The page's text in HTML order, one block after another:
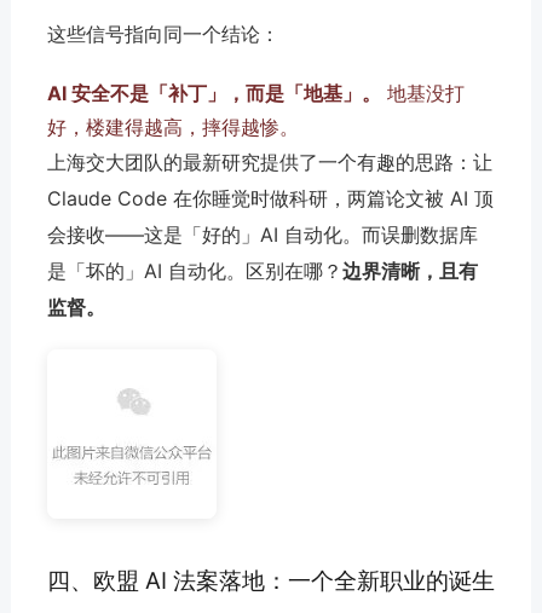
这些信号指向同一个结论：
AI 安全不是「补丁」，而是「地基」。
地基没打
好，楼建得越高，摔得越惨。
上海交大团队的最新研究提供了一个有趣的思路：让
Claude Code 在你睡觉时做科研，两篇论文被 AI 顶
会接收——这是「好的」AI 自动化。而误删数据库
是「坏的」AI 自动化。区别在哪？ 边界清晰，且有
监督。
四、欧盟 AI 法案落地：一个全新职业的诞生